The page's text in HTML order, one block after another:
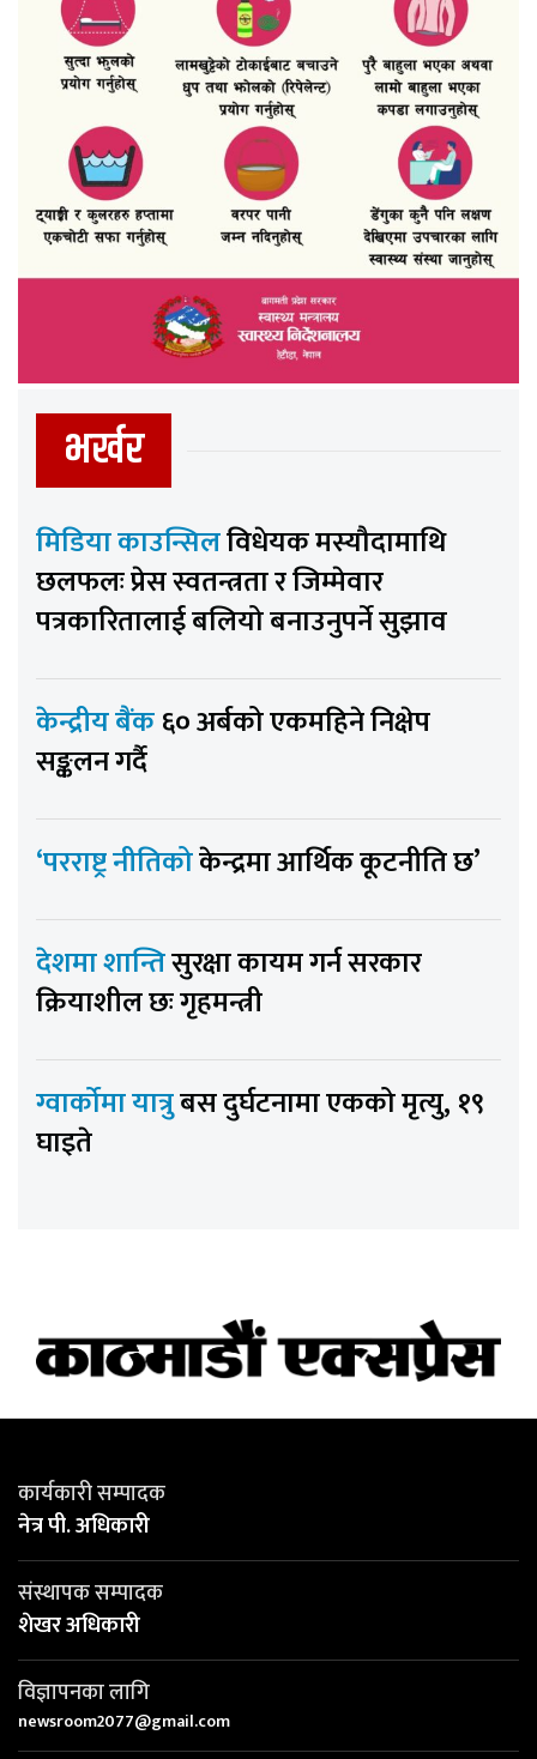
भर्खर
मिडिया काउन्सिलविधेयक मस्यौदामाथि
छलफलः प्रेस स्वतन्त्रता र जिम्मेवार
पत्रकारितालाई बलियो बनाउनुपर्ने सुझाव
केन्द्रीय बैंक६० अर्बको एकमहिने निक्षेप
सङ्कलन गर्दै
‘परराष्ट्र नीतिकोकेन्द्रमा आर्थिक कूटनीति छ’
देशमा शान्तिसुरक्षा कायम गर्न सरकार
क्रियाशील छः गृहमन्त्री
ग्वार्कोमा यात्रुबस दुर्घटनामा एकको मृत्यु, १९
घाइते
कार्यकारी सम्पादक
नेत्र पी. अधिकारी
संस्थापक सम्पादक
शेखर अधिकारी
विज्ञापनका लागि
newsroom2077@gmail.com